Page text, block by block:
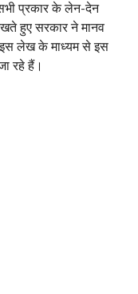
प्रकार के लेन-देन
हुए सरकार ने मानव
इस लेख के माध्यम से इस
रहे हैं।